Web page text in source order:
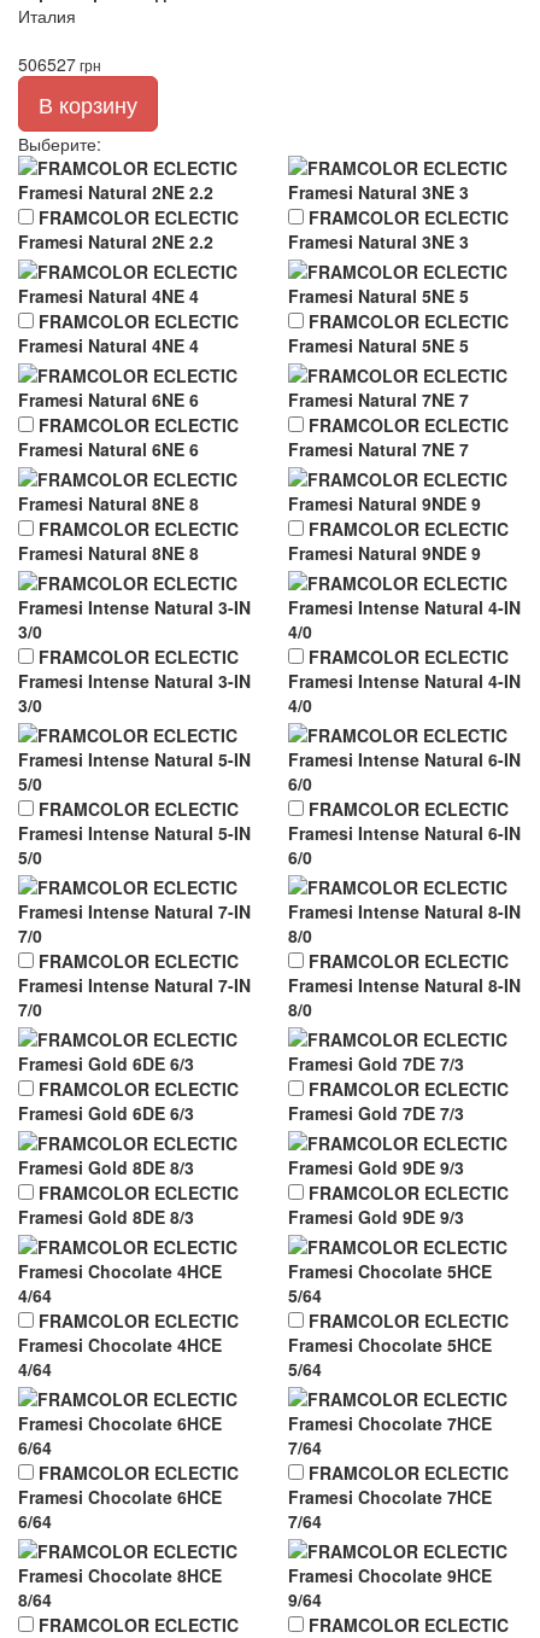
Италия
506527грн
В корзину
Выберите:
FRAMCOLOR ECLECTIC
Framesi Natural 2NE 2.2
FRAMCOLOR ECLECTIC
Framesi Natural 3NE 3
FRAMCOLOR ECLECTIC
Framesi Natural 4NE 4
FRAMCOLOR ECLECTIC
Framesi Natural 5NE 5
FRAMCOLOR ECLECTIC
Framesi Natural 6NE 6
FRAMCOLOR ECLECTIC
Framesi Natural 7NE 7
FRAMCOLOR ECLECTIC
Framesi Natural 8NE 8
FRAMCOLOR ECLECTIC
Framesi Natural 9NDE 9
FRAMCOLOR ECLECTIC
Framesi Intense Natural 3-IN
3/0
FRAMCOLOR ECLECTIC
Framesi Intense Natural 4-IN
4/0
FRAMCOLOR ECLECTIC
Framesi Intense Natural 5-IN
5/0
FRAMCOLOR ECLECTIC
Framesi Intense Natural 6-IN
6/0
FRAMCOLOR ECLECTIC
Framesi Intense Natural 7-IN
7/0
FRAMCOLOR ECLECTIC
Framesi Intense Natural 8-IN
8/0
FRAMCOLOR ECLECTIC
Framesi Gold 6DE 6/3
FRAMCOLOR ECLECTIC
Framesi Gold 7DE 7/3
FRAMCOLOR ECLECTIC
Framesi Gold 8DE 8/3
FRAMCOLOR ECLECTIC
Framesi Gold 9DE 9/3
FRAMCOLOR ECLECTIC
Framesi Chocolate 4HCE
4/64
FRAMCOLOR ECLECTIC
Framesi Chocolate 5HCE
5/64
FRAMCOLOR ECLECTIC
Framesi Chocolate 6HCE
6/64
FRAMCOLOR ECLECTIC
Framesi Chocolate 7HCE
7/64
FRAMCOLOR ECLECTIC
FRAMCOLOR ECLECTIC